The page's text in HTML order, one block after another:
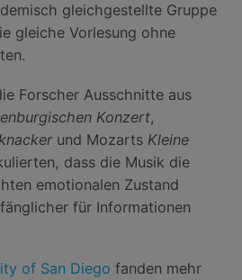
gleichgestellte Gruppe
gleiche Vorlesung ohne
Forscher Ausschnitte aus
Konzert,
und Mozarts Kleine
dass die Musik die
emotionalen Zustand
für Informationen
of San Diego fanden mehr